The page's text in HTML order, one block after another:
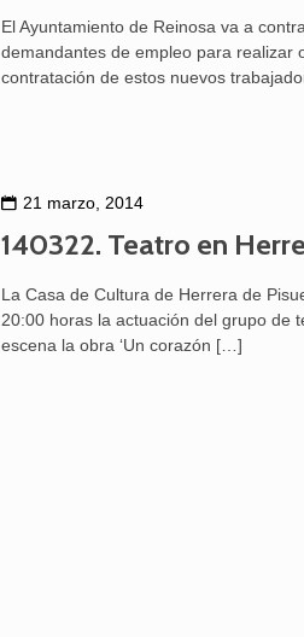
El Ayuntamiento de Reinosa va a
demandantes de empleo para realizar
contratación de estos nuevos
21 marzo, 2014
140322. Teatro en
La Casa de Cultura de Herrera de
20:00 horas la actuación del grupo de
escena la obra ‘Un corazón […]